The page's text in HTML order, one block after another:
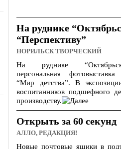
На руднике
“Перспективу”
НОРИЛЬСК ТВОРЧЕСКИЙ
На руднике
персональная
“Мир детства”. В
воспитанников подшефного
производству.
Открыть за 60 секунд
АЛЛО, РЕДАКЦИЯ!
Новые почтовые ящики в